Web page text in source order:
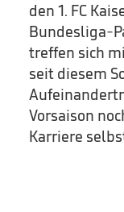
den 1. FC
Bundesliga-
treffen sich
seit diesem
Vorsaison
Karriere